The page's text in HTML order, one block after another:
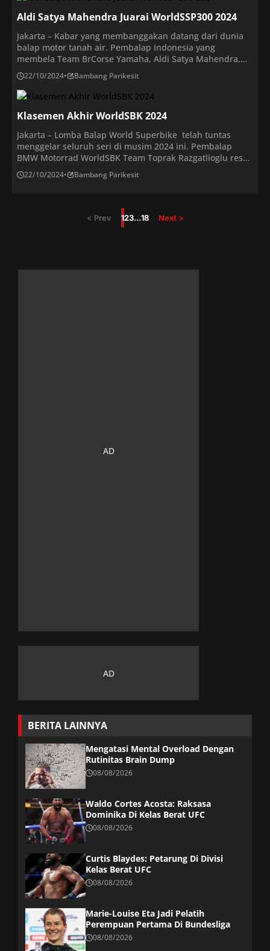
WorldSBK dan beralih dari BMW ke Ducati pada 2025. […]
Aldi Satya Mahendra Juarai WorldSSP300 2024
Jakarta – Kabar yang membanggakan datang dari dunia
balap motor tanah air. Pembalap Indonesia yang
membela Team BrCorse Yamaha, Aldi Satya Mahendra,
sukses menyabet gelar dunia WorldSSP300 2024 usai finis
keenam dalam Race 2 Seri Spanyol di Sirkuit Jerez pada
Minggu (20/10/2024). Aldi pun menjadi pembalap
kategori […]
22/10/2024• Bambang Parikesit
Klasemen Akhir WorldSBK 2024
Jakarta – Lomba Balap World Superbike telah tuntas
menggelar seluruh seri di musim 2024 ini. Pembalap
BMW Motorrad WorldSBK Team Toprak Razgatlioglu resmi
menjadi juara dunia WSBK 2024 pada Minggu 20 Oktober
2024. Adapun gelar ini berhasil dikunci oleh Toprak
22/10/2024• Bambang Parikesit
< Prev 123…18 Next >
BERITA LAINNYA
Mengatasi Mental Overload Dengan
Rutinitas Brain Dump
08/08/2026
Waldo Cortes Acosta: Raksasa
Dominika Di Kelas Berat UFC
08/08/2026
Curtis Blaydes: Petarung Di Divisi
Kelas Berat UFC
08/08/2026
Marie-Louise Eta Jadi Pelatih
Perempuan Pertama Di Bundesliga
08/08/2026